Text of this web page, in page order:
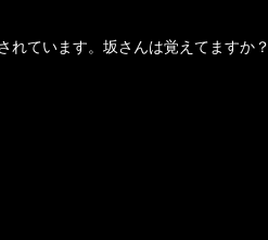
れています。坂さんは覚えてますか？